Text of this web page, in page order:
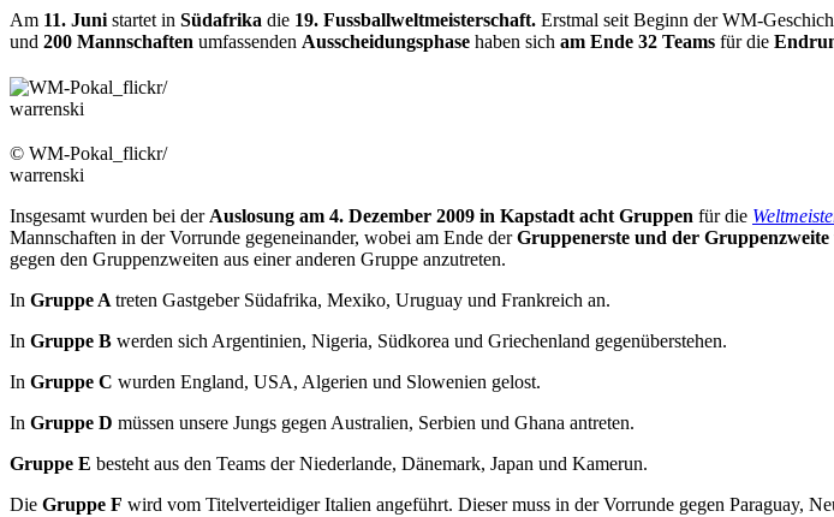
Am 11. Juni startet in Südafrika die 19. Fussballweltmeisterschaft. Erstmal seit Beginn der WM-
und 200 Mannschaften umfassenden Ausscheidungsphase haben sich am Ende 32 Teams für die
© WM-Pokal_flickr/
warrenski
Insgesamt wurden bei der Auslosung am 4. Dezember 2009 in Kapstadt acht Gruppen für die
Mannschaften in der Vorrunde gegeneinander, wobei am Ende derGruppenerste und der
gegen den Gruppenzweiten aus einer anderen Gruppe anzutreten.
In Gruppe A treten Gastgeber Südafrika, Mexiko, Uruguay und Frankreich an.
In Gruppe B werden sich Argentinien, Nigeria, Südkorea und Griechenland gegenüberstehen.
In Gruppe C wurden England, USA, Algerien und Slowenien gelost.
In Gruppe D müssen unsere Jungs gegen Australien, Serbien und Ghana antreten.
Gruppe E besteht aus den Teams der Niederlande, Dänemark, Japan und Kamerun.
Die Gruppe F wird vom Titelverteidiger Italien angeführt. Dieser muss in der Vorrunde gegen Paraguay,